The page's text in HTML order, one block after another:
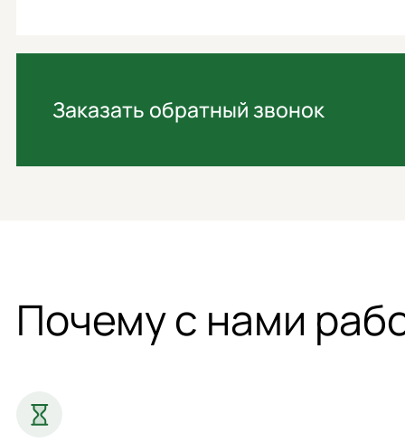
Заказать обратный звонок
Почему с нами